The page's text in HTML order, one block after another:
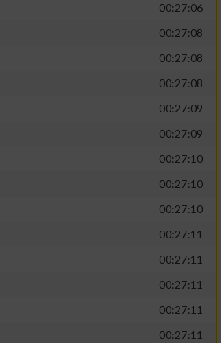
00:27:06
00:27:08
00:27:08
00:27:08
00:27:09
00:27:09
00:27:10
00:27:10
00:27:10
00:27:11
00:27:11
00:27:11
00:27:11
00:27:11